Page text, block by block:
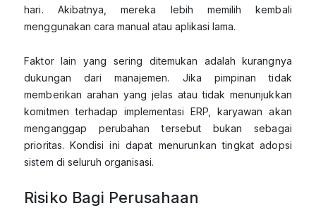
hari. Akibatnya, mereka lebih memilih kembali
menggunakan cara manual atau aplikasi lama.
Faktor lain yang sering ditemukan adalah kurangnya
dukungan dari manajemen. Jika pimpinan tidak
memberikan arahan yang jelas atau tidak menunjukkan
komitmen terhadap implementasi ERP, karyawan akan
menganggap perubahan tersebut bukan sebagai
prioritas. Kondisi ini dapat menurunkan tingkat adopsi
sistem di seluruh organisasi.
Risiko Bagi Perusahaan